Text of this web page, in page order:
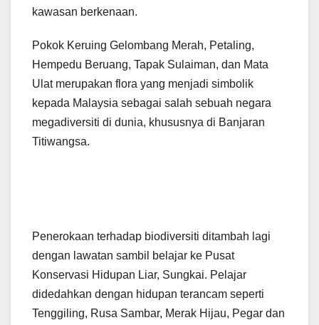
kawasan berkenaan.
Pokok Keruing Gelombang Merah, Petaling,
Hempedu Beruang, Tapak Sulaiman, dan Mata
Ulat merupakan flora yang menjadi simbolik
kepada Malaysia sebagai salah sebuah negara
megadiversiti di dunia, khususnya di Banjaran
Titiwangsa.
Penerokaan terhadap biodiversiti ditambah lagi
dengan lawatan sambil belajar ke Pusat
Konservasi Hidupan Liar, Sungkai. Pelajar
didedahkan dengan hidupan terancam seperti
Tenggiling, Rusa Sambar, Merak Hijau, Pegar dan